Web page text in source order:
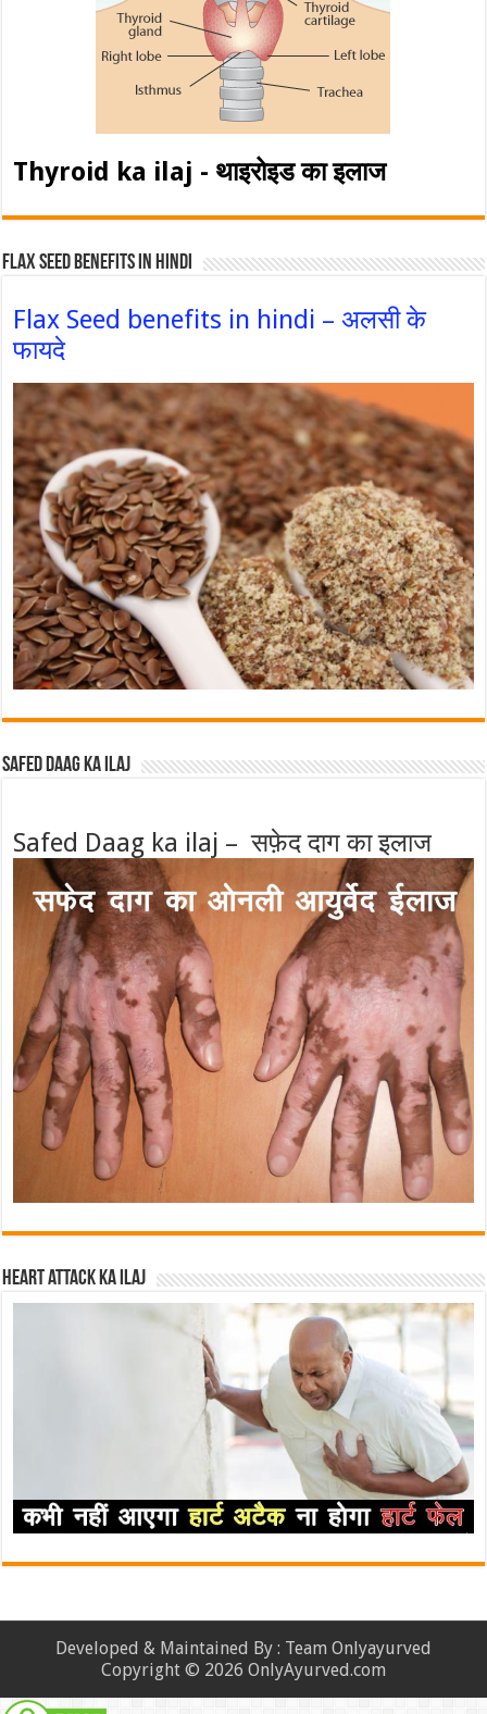
Thyroid ka ilaj - थाइरोइड का इलाज
Flax Seed Benefits in hindi
Flax Seed benefits in hindi – अलसी के
फायदे
Safed Daag ka ilaj
Safed Daag ka ilaj – सफ़ेद दाग का इलाज
Heart attack ka ilaj
Developed & Maintained By : Team Onlyayurved
Copyright © 2026 OnlyAyurved.com